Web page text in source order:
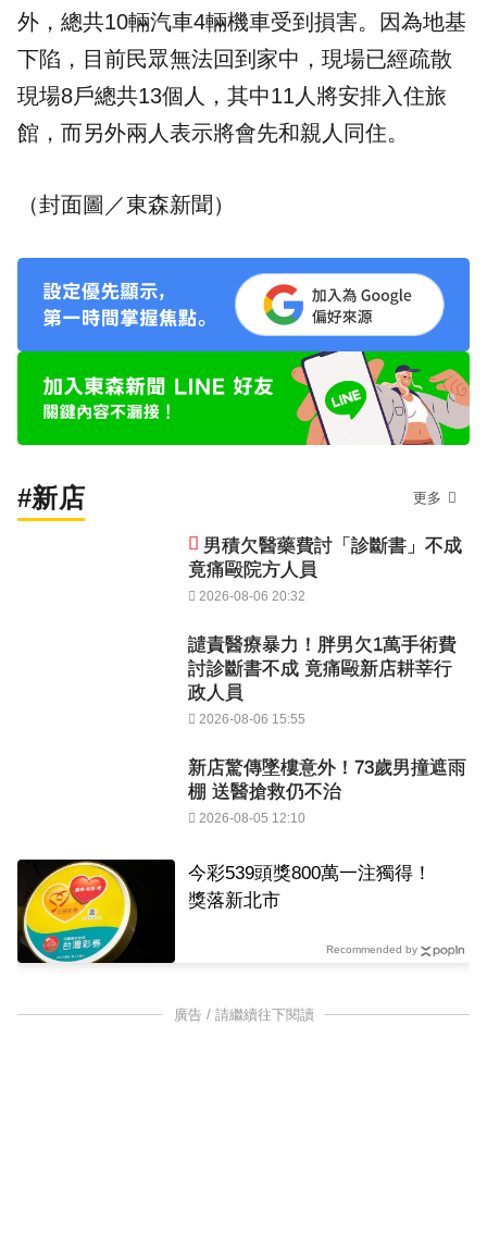
外，總共10輛汽車4輛機車受到損害。因為地基
下陷，目前民眾無法回到家中，現場已經疏散
現場8戶總共13個人，其中11人將安排入住旅
館，而另外兩人表示將會先和親人同住。
（封面圖／東森新聞）
#新店 更多
男積欠醫藥費討「診斷書」不成
竟痛毆院方人員
2026-08-06 20:32
譴責醫療暴力！胖男欠1萬手術費
討診斷書不成 竟痛毆新店耕莘行
政人員
2026-08-06 15:55
新店驚傳墜樓意外！73歲男撞遮雨
棚 送醫搶救仍不治
2026-08-05 12:10
今彩539頭獎800萬一注獨得！
獎落新北市
Recommended by
廣告 / 請繼續往下閱讀